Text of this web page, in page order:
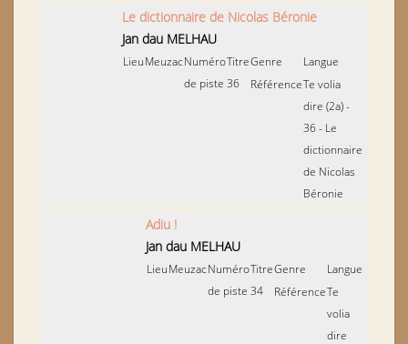
Le dictionnaire de Nicolas Béronie
Jan dau MELHAU
LieuMeuzacNuméro
de piste
Titre
36
Genre
Langue
RéférenceTe volia
dire (2a) -
36 - Le
dictionnaire
de Nicolas
Béronie
Adiu !
Jan dau MELHAU
LieuMeuzacNuméro
de piste
Titre
34
Genre
Langue
RéférenceTe
volia
dire